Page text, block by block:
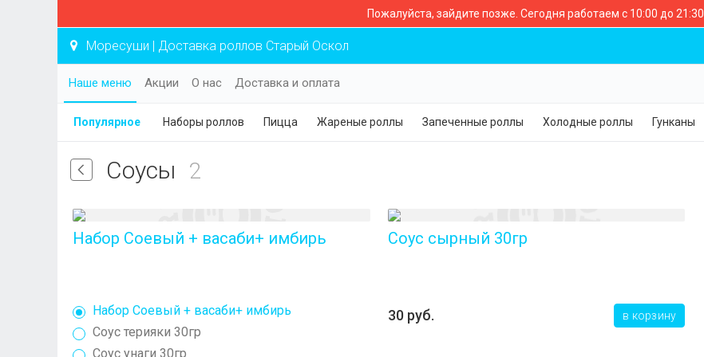
Пожалуйста, зайдите позже. Сегодня работаем с 10:00 до 21:30.
Моресуши | Доставка роллов Старый Оскол
Наше меню Акции О нас Доставка и оплата
Популярное Наборы роллов Пицца Жареные роллы Запеченные роллы Холодные роллы Гунканы
Соусы 2
Набор Соевый + васаби+ имбирь
Набор Соевый + васаби+ имбирь
Соус терияки 30гр
Соус унаги 30гр
Соус сырный 30гр
30 руб. в корзину